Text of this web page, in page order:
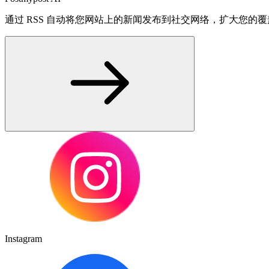
通过 RSS 自动将您网站上的新闻发布到社交网络，扩大您的覆
Instagram